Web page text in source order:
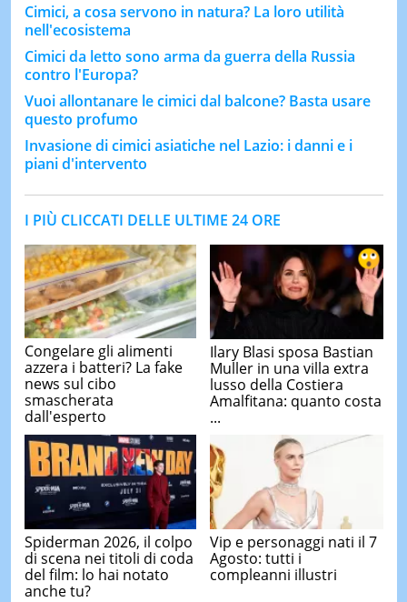
Cimici, a cosa servono in natura? La loro utilità
nell'ecosistema
Cimici da letto sono arma da guerra della Russia
contro l'Europa?
Vuoi allontanare le cimici dal balcone? Basta usare
questo profumo
Invasione di cimici asiatiche nel Lazio: i danni e i
piani d'intervento
I PIÙ CLICCATI DELLE ULTIME 24 ORE
Congelare gli alimenti
azzera i batteri? La fake
news sul cibo
smascherata
dall'esperto
Ilary Blasi sposa Bastian
Muller in una villa extra
lusso della Costiera
Amalfitana: quanto costa
...
Spiderman 2026, il colpo
di scena nei titoli di coda
del film: lo hai notato
anche tu?
Vip e personaggi nati il 7
Agosto: tutti i
compleanni illustri